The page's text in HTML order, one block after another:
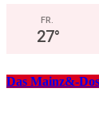
FR.
27°
Das Mainz&-